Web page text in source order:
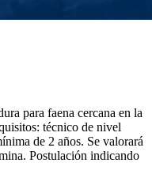
para faena cercana en la
técnico de nivel
de 2 años. Se valorará
Postulación indicando